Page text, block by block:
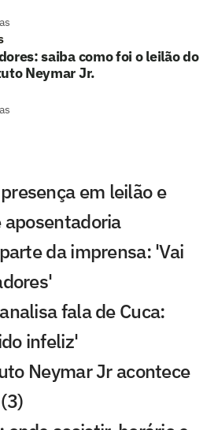
saiba como foi o leilão do
Neymar Jr.
em leilão e
aposentadoria
da imprensa: 'Vai
fala de Cuca:
infeliz'
Neymar Jr acontece